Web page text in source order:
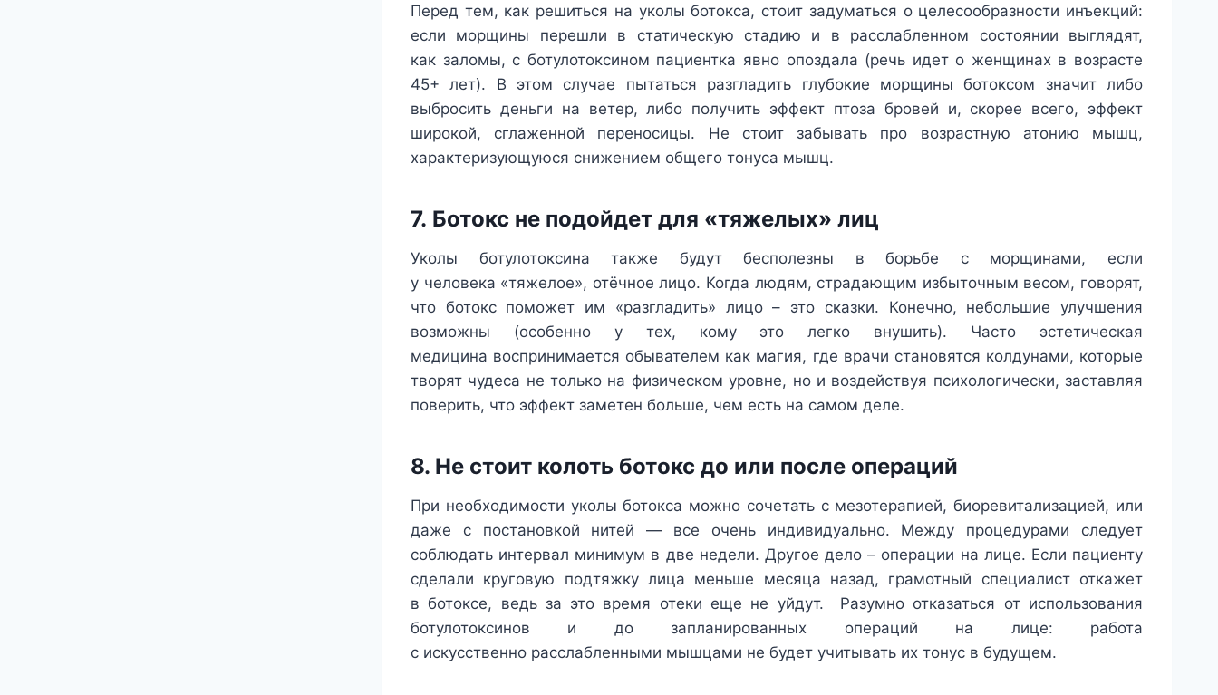
Перед тем, как решиться на уколы ботокса, стоит задуматься о целесообразности инъекций:
если морщины перешли в статическую стадию и в расслабленном состоянии выглядят,
как заломы, с ботулотоксином пациентка явно опоздала (речь идет о женщинах в возрасте
45+ лет). В этом случае пытаться разгладить глубокие морщины ботоксом значит либо
выбросить деньги на ветер, либо получить эффект птоза бровей и, скорее всего, эффект
широкой, сглаженной переносицы. Не стоит забывать про возрастную атонию мышц,
характеризующуюся снижением общего тонуса мышц.
7. Ботокс не подойдет для «тяжелых» лиц
Уколы ботулотоксина также будут бесполезны в борьбе с морщинами, если
у человека «тяжелое», отёчное лицо. Когда людям, страдающим избыточным весом, говорят,
что ботокс поможет им «разгладить» лицо – это сказки. Конечно, небольшие улучшения
возможны (особенно у тех, кому это легко внушить). Часто эстетическая
медицина воспринимается обывателем как магия, где врачи становятся колдунами, которые
творят чудеса не только на физическом уровне, но и воздействуя психологически, заставляя
поверить, что эффект заметен больше, чем есть на самом деле.
8. Не стоит колоть ботокс до или после операций
При необходимости уколы ботокса можно сочетать с мезотерапией, биоревитализацией, или
даже с постановкой нитей — все очень индивидуально. Между процедурами следует
соблюдать интервал минимум в две недели. Другое дело – операции на лице. Если пациенту
сделали круговую подтяжку лица меньше месяца назад, грамотный специалист откажет
в ботоксе, ведь за это время отеки еще не уйдут. Разумно отказаться от использования
ботулотоксинов и до запланированных операций на лице: работа
с искусственно расслабленными мышцами не будет учитывать их тонус в будущем.